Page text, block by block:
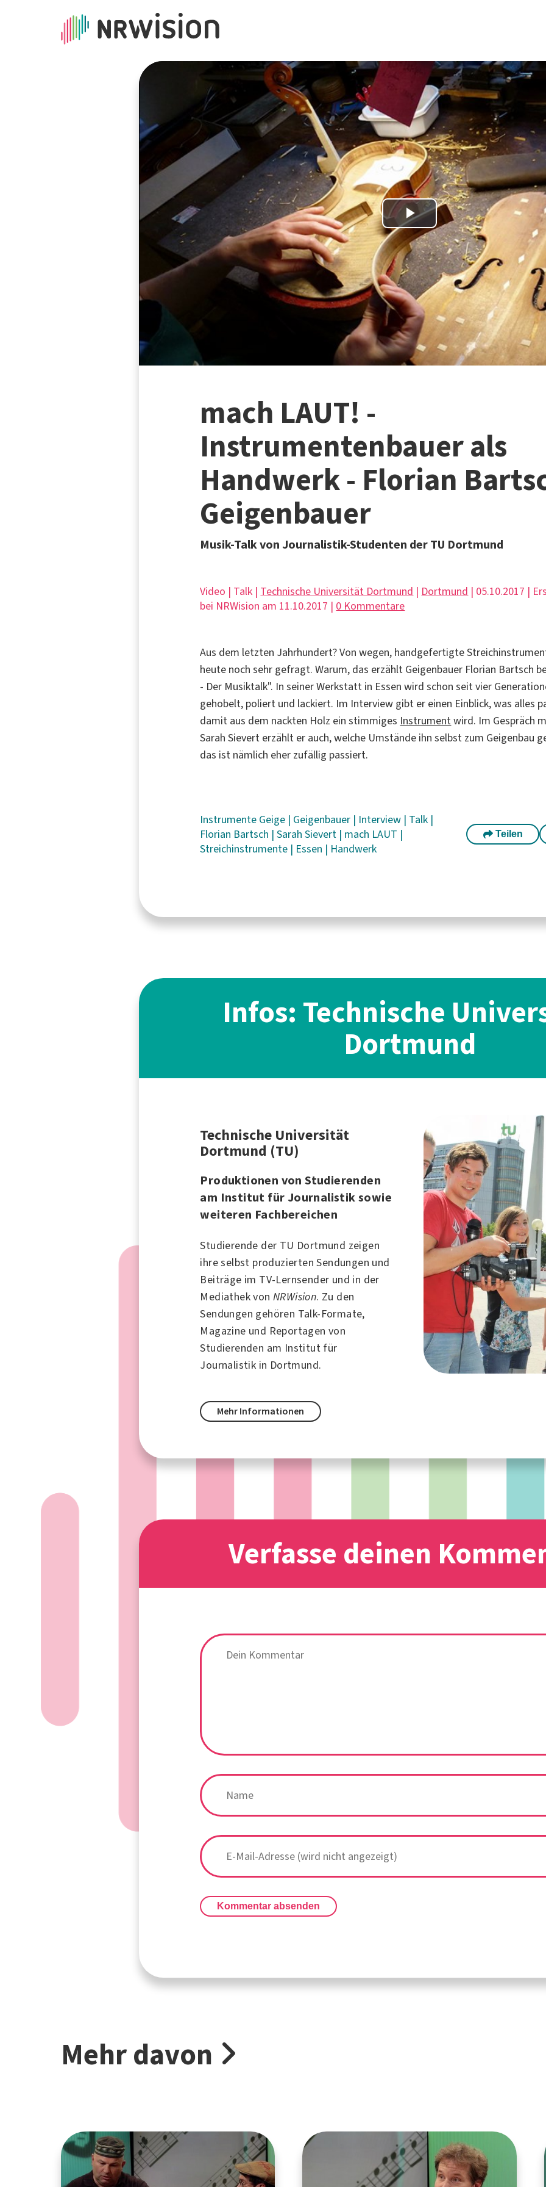
Play
Video
mach LAUT! -
Instrumentenbauer als
Handwerk - Florian
Geigenbauer
Musik-Talk von Journalistik-Studenten der TU Dortmund
Video | Talk | Technische Universität Dortmund | Dortmund | 05.10.2017 |
bei NRWision am 11.10.2017 | 0 Kommentare
Aus dem letzten Jahrhundert? Von wegen, handgefertigte
heute noch sehr gefragt. Warum, das erzählt Geigenbauer Florian Bartsch
- Der Musiktalk". In seiner Werkstatt in Essen wird schon seit vier
gehobelt, poliert und lackiert. Im Interview gibt er einen Einblick, was alles
damit aus dem nackten Holz ein stimmiges Instrumentwird. Im Gespräch
Sarah Sievert erzählt er auch, welche Umstände ihn selbst zum Geigenbau
das ist nämlich eher zufällig passiert.
Instrumente Geige | Geigenbauer | Interview | Talk |
Florian Bartsch |Sarah Sievert | mach LAUT |
Streichinstrumente | Essen | Handwerk
Teilen
Infos: Technische
Dortmund
Technische Universität
Dortmund (TU)
Produktionen von Studierenden
am Institut für Journalistik sowie
weiteren Fachbereichen
Studierende der TU Dortmund zeigen
ihre selbst produzierten Sendungen und
Beiträge im TV-Lernsender und in der
Mediathek vonNRWision. Zu den
Sendungen gehören Talk-Formate,
Magazine und Reportagen von
Studierenden am Institut für
Journalistik in Dortmund.
Mehr Informationen
Verfasse deinen
Kommentar absenden
Mehr davon